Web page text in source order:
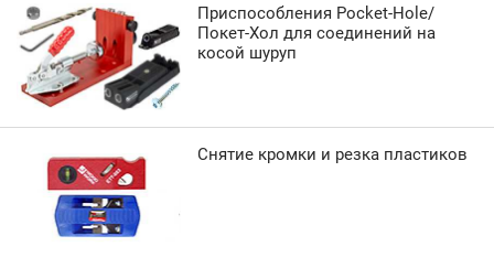
Приспособления Pocket-Hole/
Покет-Хол для соединений на
косой шуруп
Снятие кромки и резка пластиков